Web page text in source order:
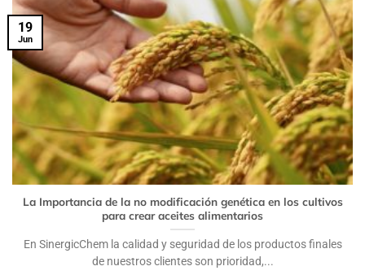
La Importancia de la no modificación genética en los cultivos
para crear aceites alimentarios
En SinergicChem la calidad y seguridad de los productos finales
de nuestros clientes son prioridad,...
19
Jun